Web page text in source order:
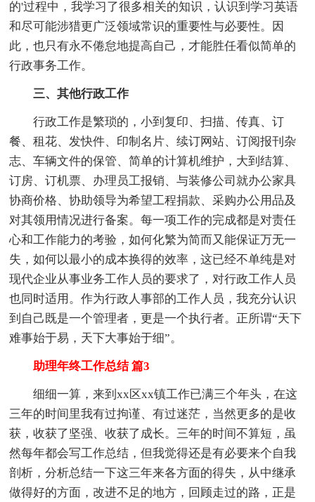
的'过程中，我学习了很多相关的知识，认识到学习英语
和尽可能涉猎更广泛领域常识的重要性与必要性。因
此，也只有永不倦怠地提高自己，才能胜任看似简单的
行政事务工作。
三、其他行政工作
行政工作是繁琐的，小到复印、扫描、传真、订
餐、租花、发快件、印制名片、续订网站、订阅报刊杂
志、车辆文件的保管、简单的计算机维护，大到结算、
订房、订机票、办理员工报销、与装修公司就办公家具
协商价格、协助领导为希望工程捐款、采购办公用品及
对其领用情况进行备案。每一项工作的完成都是对责任
心和工作能力的考验，如何化繁为简而又能保证万无一
失，如何以最小的成本换得的效率，这已经不单纯是对
现代企业从事业务工作人员的要求了，对行政工作人员
也同时适用。作为行政人事部的工作人员，我充分认识
到自己既是一个管理者，更是一个执行者。正所谓“天下
难事始于易，天下大事始于细”。
助理年终工作总结 篇3
细细一算，来到xx区xx镇工作已满三个年头，在这
三年的时间里我有过拘谨、有过迷茫，当然更多的是收
获，收获了坚强、收获了成长。三年的时间不算短，虽
然每年都会写工作总结，但我觉得还是有必要来个自我
剖析，分析总结一下这三年来各方面的得失，从中继承
做得好的方面，改进不足的地方，回顾走过的路，正是